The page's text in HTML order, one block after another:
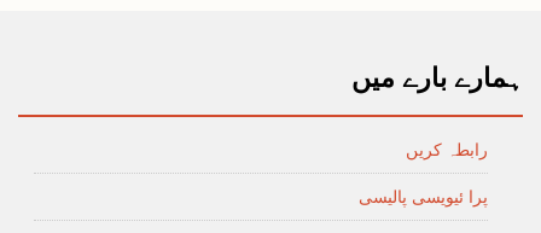
ہمارے بارے میں
رابطہ کریں
پرا ئیویسی پالیسی